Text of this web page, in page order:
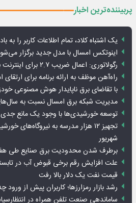
پربیننده‌ترین اخبار
یک اشتباه کلاد، تمام اطلاعات کاربر را به
اینوتکس امسال با مدل جدید برگزار
رگولاتوری: اعمال ضریب ۲.۷ برای اینترنت بین‌الملل صحت ندارد
راه‌آهن موظف به ارائه برنامه برای
با تقاضای برق ناپایدار هوش مصنوعی
مدیریت شبکه برق امسال نسبت به
توسعه خورشیدی‌ها با وجود یک مانع جدی
شهریور
برطرف شدن محدودیت‌ برق صنایع طی
علت افزایش رقم برخی قبوض آب در
قیمت نفت یک دلار بالا رفت
رشد بازار رمزارزها؛ کاربران پیش از ورود
ساماندهی صنعت تلفن همراه در